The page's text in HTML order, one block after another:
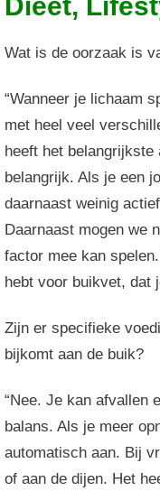
Wat is de oorzaak is
“Wanneer je lichaam
met heel veel
heeft het belangrijkste
belangrijk. Als je een
daarnaast weinig
Daarnaast mogen we
factor mee kan
hebt voor buikvet, dat
Zijn er specifieke
bijkomt aan de buik?
“Nee. Je kan afvallen
balans. Als je meer
automatisch aan. Bij
of aan de dijen. Het